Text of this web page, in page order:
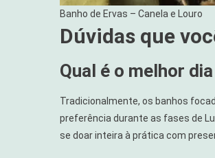
Banho de Ervas – Canela e Louro
Dúvidas que
Qual é o melhor
Tradicionalmente, os banhos
preferência durante as fases de
se doar inteira à prática com